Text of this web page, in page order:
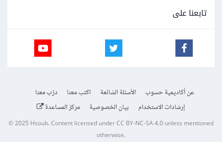
تابعنا على
عن أكاديمية حسوب الأسئلة الشائعة اكتب معنا
درّب معنا
إرشادات الاستخدام
بيان الخصوصية مركز المساعدة
© 2025Hsoub.Content licensed underCC BY-NC-SA 4.0unless mentioned
otherwise.